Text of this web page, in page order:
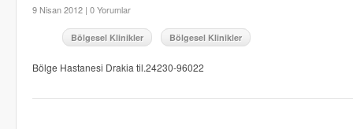
9 Nisan 2012 | 0 Yorumlar
Bölgesel Klinikler Bölgesel Klinikler
Bölge Hastanesi Drakia til.24230-96022